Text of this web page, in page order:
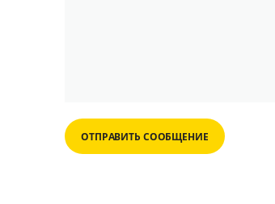
ОТПРАВИТЬ СООБЩЕНИЕ